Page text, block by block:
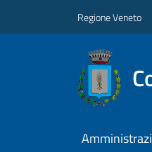
Regione Veneto